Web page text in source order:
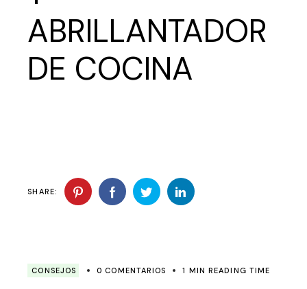
ABRILLANTADOR
DE COCINA
SHARE:
CONSEJOS 0 COMENTARIOS 1 MIN READING TIME